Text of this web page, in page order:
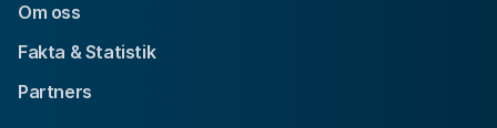
Om oss
Fakta & Statistik
Partners